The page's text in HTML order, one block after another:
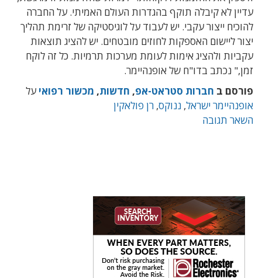
עדיין לא קיבלה תוקף בהגדרות העולם האמיתי. על החברה
להוכיח ייצור עקבי. יש לעבוד על לוגיסטיקה של זרימת תהליך
יצור ליישום האספקות לחוזים מובטחים. יש להציג תוצאות
עקביות ולהציג אימות לעומת מערכות תרמיות. כל זה לוקח
זמן," נכתב בדו"ח של אופנהיימר.
פורסם ב חברות סטראט-אפ, חדשות, מכשור רפואי על
אופנהיימר ישראל, ננוקס, רן פולאקין
השאר תגובה